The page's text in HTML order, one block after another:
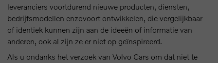
leveranciers voortdurend nieuwe producten, diensten,
bedrijfsmodellen enzovoort ontwikkelen, die vergelijkbaar
of identiek kunnen zijn aan de ideeën of informatie van
anderen, ook al zijn ze er niet op geïnspireerd.
Als u ondanks het verzoek van Volvo Cars om dat niet te